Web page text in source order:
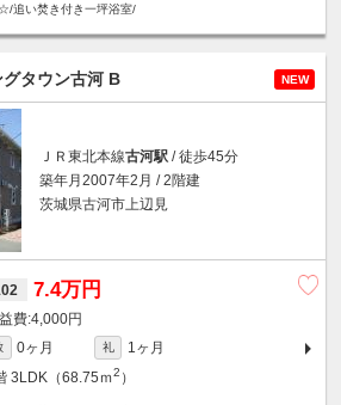
追い焚き付き一坪浴室/
グタウン古河 B NEW
ＪＲ東北本線古河駅 / 徒歩45分
築年月2007年2月 / 2階建
茨城県古河市上辺見
7.4万円
4,000円
0ヶ月 礼
1ヶ月
3LDK（68.75ｍ2 ）